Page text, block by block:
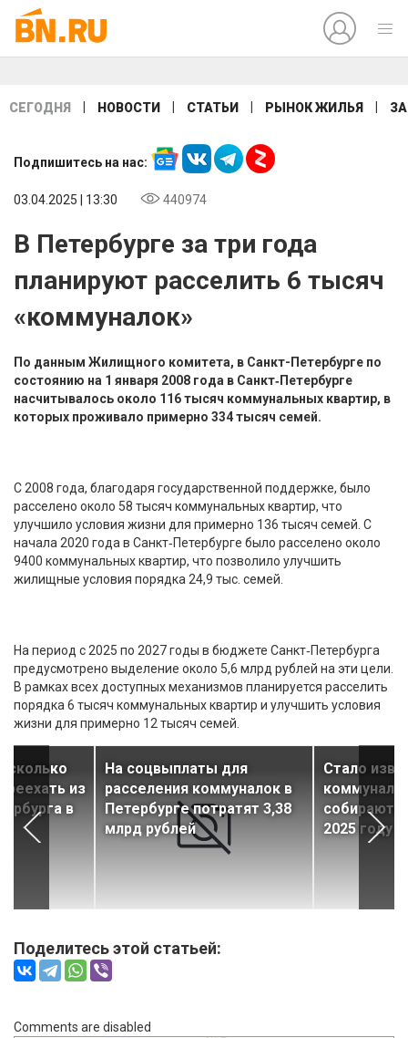
СЕГОДНЯ НОВОСТИ СТАТЬИ РЫНОК ЖИЛЬЯ
Подпишитесь на нас:
03.04.2025 | 13:30 440974
В Петербурге за три года
планируют расселить 6 тысяч
«коммуналок»
По данным Жилищного комитета, в Санкт-Петербурге по
состоянию на 1 января 2008 года в Санкт‑Петербурге
насчитывалось около 116 тысяч коммунальных квартир, в
которых проживало примерно 334 тысяч семей.
С 2008 года, благодаря государственной поддержке, было
расселено около 58 тысяч коммунальных квартир, что
улучшило условия жизни для примерно 136 тысяч семей. С
начала 2020 года в Санкт‑Петербурге было расселено около
9400 коммунальных квартир, что позволило улучшить
жилищные условия порядка 24,9 тыс. семей.
На период с 2025 по 2027 годы в бюджете Санкт‑Петербурга
предусмотрено выделение около 5,6 млрд рублей на эти цели.
В рамках всех доступных механизмов планируется расселить
порядка 6 тысяч коммунальных квартир и улучшить условия
жизни для примерно 12 тысяч семей.
сколько
из
в
На соцвыплаты для
расселения коммуналок в
Петербурге потратят 3,38
млрд рублей
Стало
2025 году
Поделитесь этой статьей:
Comments are disabled